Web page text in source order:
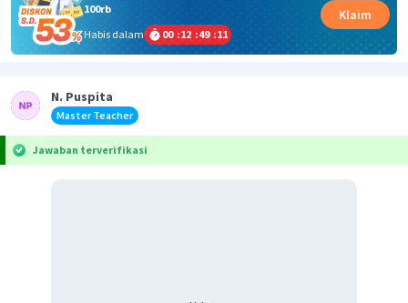
100rb
Habis dalam
00 :12 :49 :11
Klaim
N. Puspita
Master Teacher
Jawaban terverifikasi